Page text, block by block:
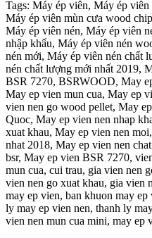
Tags: Máy ép viên, Máy ép
Máy ép viên mùn cưa wood
Máy ép viên nén, Máy ép viên
nhập khẩu, Máy ép viên nén
nén mới, Máy ép viên nén chất
nén chất lượng mới nhất 2019,
BSR 7270, BSRWOOD, May
May ep vien mun cua, May ep
vien nen go wood pellet, May
Quoc, May ep vien nen nhap
xuat khau, May ep vien nen
nhat 2018, May ep vien nen
bsr, May ep vien BSR 7270,
mun cua, cui trau, gia vien nen
vien nen go xuat khau, gia vien
may ep vien, ban khuon may
ly may ep vien nen, thanh ly
vien nen mun cua mini, may ep